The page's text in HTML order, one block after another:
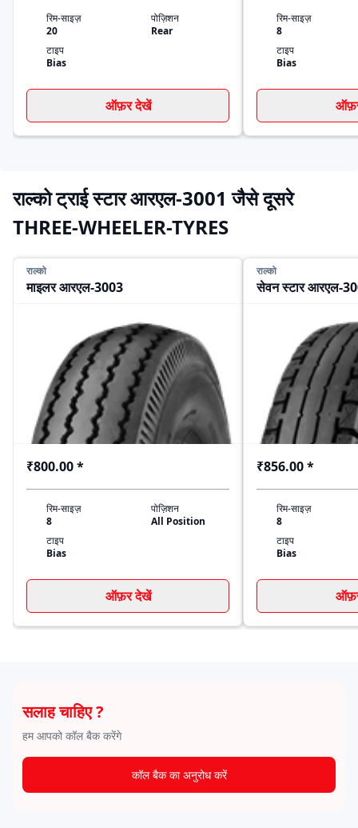
रिम-साइज़
20
पोज़िशन
Rear
टाइप
Bias
ऑफ़र देखें
रिम-साइज़
8
टाइप
Bias
राल्को ट्राई स्टार आरएल-3001 जैसे दूसरे
THREE-WHEELER-TYRES
राल्को
माइलर आरएल-3003
₹800.00*
रिम-साइज़
8
पोज़िशन
All Position
टाइप
Bias
ऑफ़र देखें
राल्को
सेवन स्टार आरएल-
₹856.00*
रिम-साइज़
8
टाइप
Bias
सलाह चाहिए ?
हम आपको कॉल बैक करेंगे
कॉल बैक का अनुरोध करें